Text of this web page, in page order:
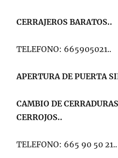
CERRAJEROS BARATOS..
TELEFONO: 665905021..
APERTURA DE PUERTA
CAMBIO DE
CERROJOS..
TELEFONO: 665 90 50 21..